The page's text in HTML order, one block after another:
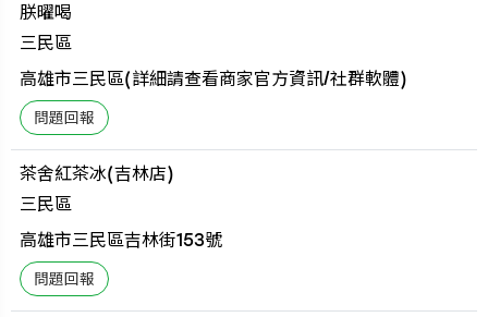
朕曜喝
三民區
高雄市三民區(詳細請查看商家官方資訊/社群軟體)
茶舍紅茶冰(吉林店)
三民區
高雄市三民區吉林街153號